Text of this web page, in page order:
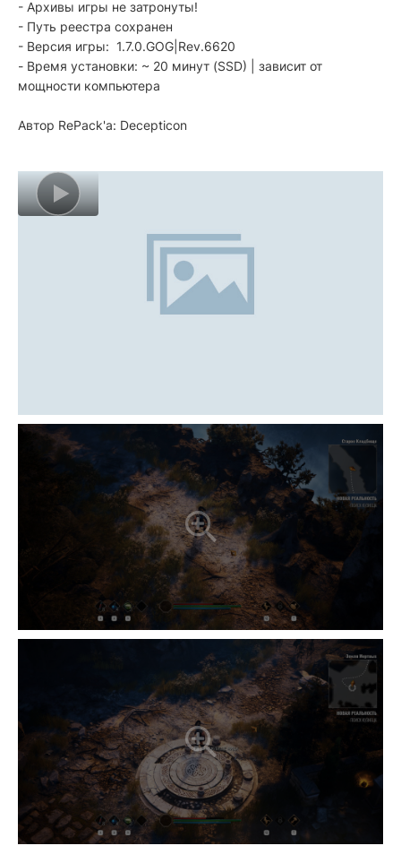
- Архивы игры не затронуты!
- Путь реестра сохранен
- Версия игры: 1.7.0.GOG|Rev.6620
- Время установки: ~ 20 минут (SSD) | зависит от
мощности компьютера
Автор RePack'a: Decepticon